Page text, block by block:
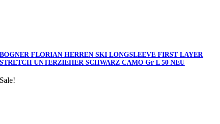
BOGNER FLORIAN HERREN SKI LONGSLEEVE FIRST LAYER
STRETCH UNTERZIEHER SCHWARZ CAMO Gr L 50 NEU
Sale!